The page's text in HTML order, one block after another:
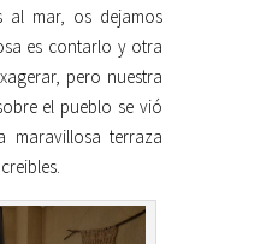
al mar, os dejamos
es contarlo y otra
pero nuestra
el pueblo se vió
maravillosa terraza